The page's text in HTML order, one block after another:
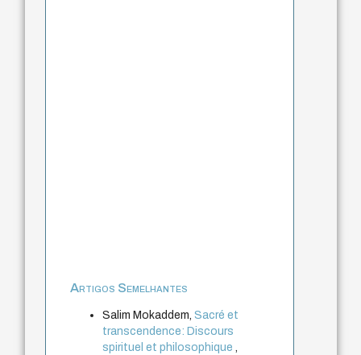
Artigos Semelhantes
Salim Mokaddem,Sacré et
transcendence: Discours
spirituel et philosophique,